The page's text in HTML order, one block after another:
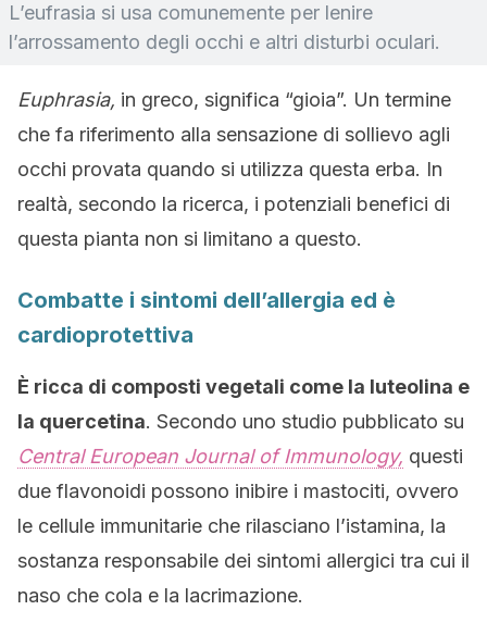
L’eufrasia si usa comunemente per lenire
l’arrossamento degli occhi e altri disturbi oculari.
Euphrasia, in greco, significa “gioia”. Un termine
che fa riferimento alla sensazione di sollievo agli
occhi provata quando si utilizza questa erba. In
realtà, secondo la ricerca, i potenziali benefici di
questa pianta non si limitano a questo.
Combatte i sintomi dell’allergia ed è
cardioprotettiva
È ricca di composti vegetali come la luteolina e
la quercetina. Secondo uno studio pubblicato su
Central European Journal of Immunology, questi
due flavonoidi possono inibire i mastociti, ovvero
le cellule immunitarie che rilasciano l’istamina, la
sostanza responsabile dei sintomi allergici tra cui il
naso che cola e la lacrimazione.